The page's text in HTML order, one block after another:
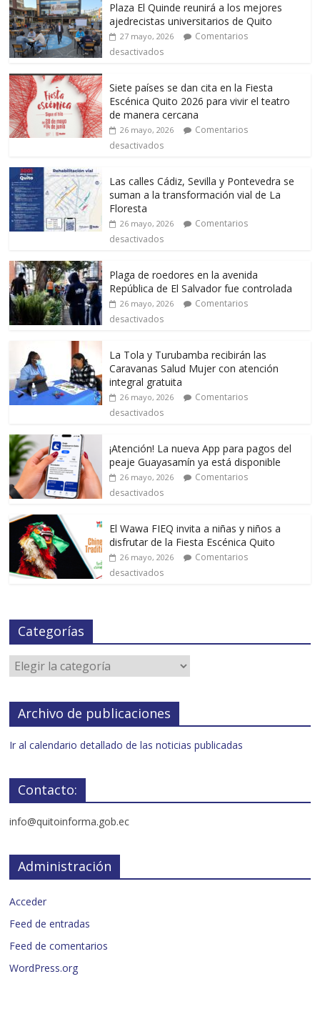
Plaza El Quinde reunirá a los mejores
ajedrecistas universitarios de Quito
27 mayo, 2026
Comentarios
desactivados
Siete países se dan cita en la Fiesta
Escénica Quito 2026 para vivir el teatro
de manera cercana
26 mayo, 2026
Comentarios
desactivados
Las calles Cádiz, Sevilla y Pontevedra se
suman a la transformación vial de La
Floresta
26 mayo, 2026
Comentarios
desactivados
Plaga de roedores en la avenida
República de El Salvador fue controlada
26 mayo, 2026
Comentarios
desactivados
La Tola y Turubamba recibirán las
Caravanas Salud Mujer con atención
integral gratuita
26 mayo, 2026
Comentarios
desactivados
¡Atención! La nueva App para pagos del
peaje Guayasamín ya está disponible
26 mayo, 2026
Comentarios
desactivados
El Wawa FIEQ invita a niñas y niños a
disfrutar de la Fiesta Escénica Quito
26 mayo, 2026
Comentarios
desactivados
Categorías
Archivo de publicaciones
Ir al calendario detallado de las noticias publicadas
Contacto:
info@quitoinforma.gob.ec
Administración
Acceder
Feed de entradas
Feed de comentarios
WordPress.org